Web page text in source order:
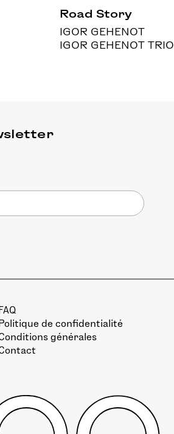
Road Story
IGOR GEHENOT
IGOR GEHENOT TRIO
FAQ
Politique de confidentialité
générales